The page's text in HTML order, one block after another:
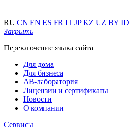
RU CN EN ES FR IT JPKZ UZ BY ID
Закрыть
Переключение языка сайта
Для дома
Для бизнеса
АВ-лаборатория
Лицензии и сертификаты
Новости
О компании
Сервисы